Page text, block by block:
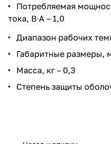
Потребляемая
тока, В∙А – 1,0
Диапазон рабочих
Габаритные размеры,
Масса, кг – 0,3
Степень защиты